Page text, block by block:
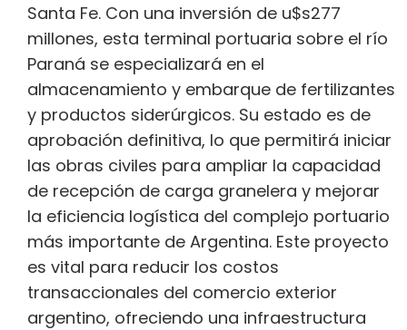
Santa Fe. Con una inversión de u$s277
millones, esta terminal portuaria sobre el río
Paraná se especializará en el
almacenamiento y embarque de fertilizantes
y productos siderúrgicos. Su estado es de
aprobación definitiva, lo que permitirá iniciar
las obras civiles para ampliar la capacidad
de recepción de carga granelera y mejorar
la eficiencia logística del complejo portuario
más importante de Argentina. Este proyecto
es vital para reducir los costos
transaccionales del comercio exterior
argentino, ofreciendo una infraestructura